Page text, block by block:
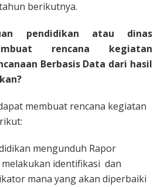
tahun berikutnya.
pendidikan atau dinas
rencana kegiatan
Berbasis Data dari hasil
membuat rencana kegiatan
mengunduh Rapor
melakukan identifikasi dan
mana yang akan diperbaiki